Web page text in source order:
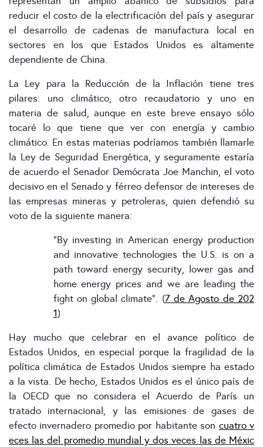
reducir el costo de la electrificación del país y asegurar
el desarrollo de cadenas de manufactura local en
sectores en los que Estados Unidos es altamente
dependiente de China.
La Ley para la Reducción de la Inflación tiene tres
pilares: uno climático, otro recaudatorio y uno en
materia de salud, aunque en este breve ensayo sólo
tocaré lo que tiene que ver con energía y cambio
climático. En estas materias podríamos también llamarle
la Ley de Seguridad Energética, y seguramente estaría
de acuerdo el Senador Demócrata Joe Manchin, el voto
decisivo en el Senado y férreo defensor de intereses de
las empresas mineras y petroleras, quien defendió su
voto de la siguiente manera:
"By investing in American energy production
and innovative technologies the U.S. is on a
path toward energy security, lower gas and
home energy prices and we are leading the
fight on global climate". (7 de Agosto de 202
1)
Hay mucho que celebrar en el avance político de
Estados Unidos, en especial porque la fragilidad de la
política climática de Estados Unidos siempre ha estado
a la vista. De hecho, Estados Unidos es el único país de
la OECD que no considera el Acuerdo de París un
tratado internacional, y las emisiones de gases de
efecto invernadero promedio por habitante son cuatro v
eces las del promedio mundial y dos veces las de Méxic